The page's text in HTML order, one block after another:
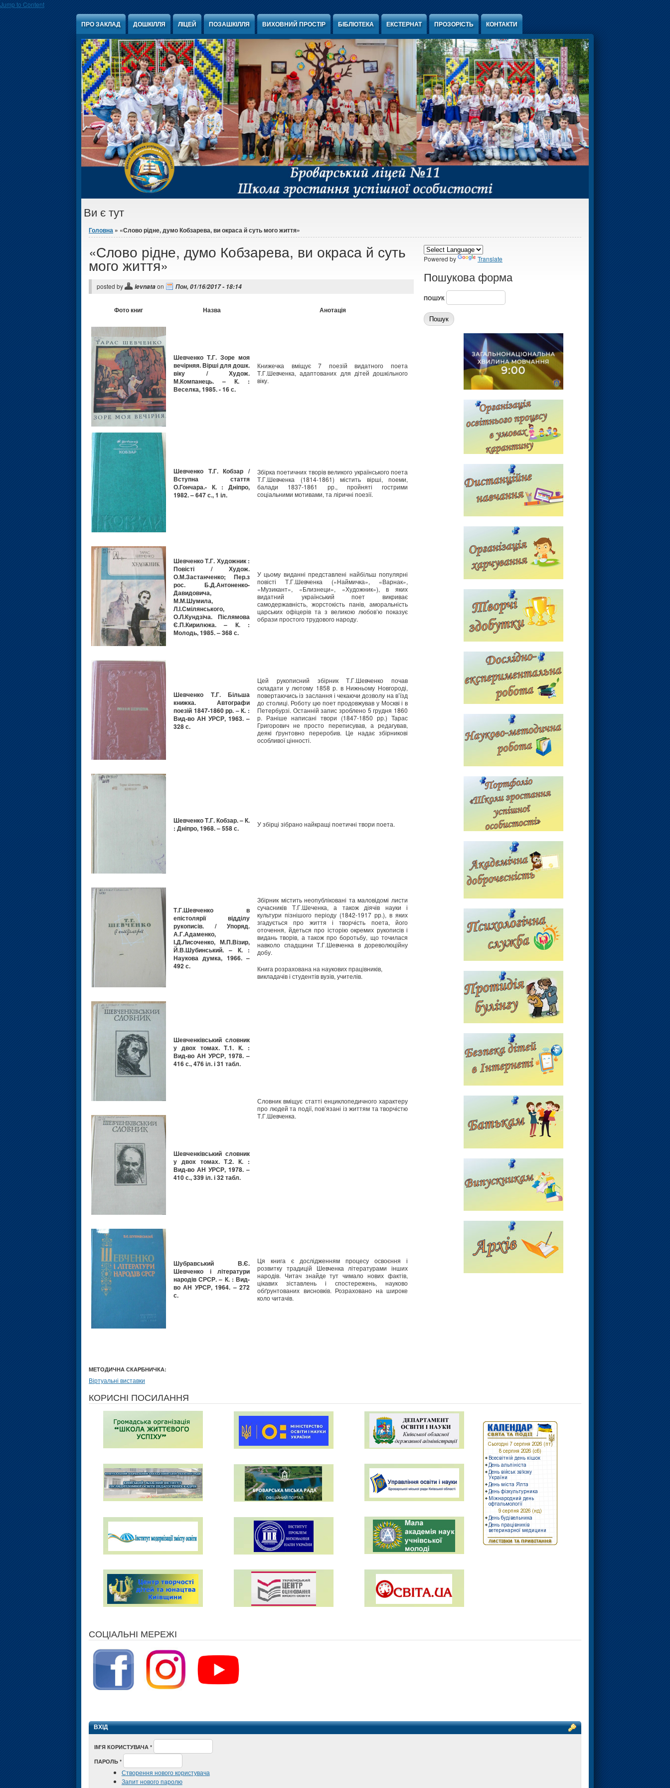
Jump to Content
ПРО ЗАКЛАД ДОШКІЛЛЯ ЛІЦЕЙ ПОЗАШКІЛЛЯ ВИХОВНИЙ ПРОСТІР БІБЛІОТЕКА ЕКСТЕРНАТ ПРОЗОРІСТЬ КОНТАКТИ
Ви є тут
Головна » «Слово рідне, думо Кобзарева, ви окраса й суть мого життя»
«Слово рідне, думо Кобзарева, ви окраса й суть
мого життя»
posted by levnataon Пон, 01/16/2017 - 18:14
Фото книг Назва Анотація
Шевченко Т.Г. Зоре моя
вечірняя. Вірші для дошк.
віку / Худож.
М.Компанець. – К. :
Веселка, 1985. - 16 с.
Книжечка вміщує 7 поезій видатного поета
Т.Г.Шевченка, адаптованих для дітей дошкільного
віку.
Шевченко Т.Г. Кобзар /
Вступна стаття
О.Гончара.- К. : Дніпро,
1982. – 647 с., 1 іл.
Збірка поетичних творів великого українського поета
Т.Г.Шевченка (1814-1861) містить вірші, поеми,
балади 1837-1861 рр., пройняті гострими
соціальними мотивами, та ліричні поезії.
Шевченко Т.Г. Художник :
Повісті / Худож.
О.М.Застанченко; Пер.з
рос. Б.Д.Антоненко-
Давидовича,
М.М.Шумила,
Л.І.Смілянського,
О.Л.Кундзіча. Післямова
Є.П.Кирилюка. – К. :
Молодь, 1985. – 368 с.
У цьому виданні представлені найбільш популярні
повісті Т.Г.Шевченка («Наймичка», «Варнак»,
«Музикант», «Близнеци», «Художник»), в яких
видатний український поет викриває
самодержавність, жорстокість панів, аморальність
царських офіцерів та з великою любов’ю показує
образи простого трудового народу.
Шевченко Т.Г. Більша
книжка. Автографи
поезій 1847-1860 рр. – К. :
Вид-во АН УРСР, 1963. –
328 с.
Цей рукописний збірник Т.Г.Шевченко почав
складати у лютому 1858 р. в Нижньому Новгороді,
повертаючись із заслання і чекаючи дозволу на в’їзд
до столиці. Роботу цю поет продовжував у Москві і в
Петербурзі. Останній запис зроблено 5 грудня 1860
р. Раніше написані твори (1847-1850 рр.) Тарас
Григорович не просто переписував, а редагував,
деякі ґрунтовно переробив. Це надає збірникові
особливої цінності.
Шевченко Т.Г. Кобзар. – К.
: Дніпро, 1968. – 558 с.
У збірці зібрано найкращі поетичні твори поета.
Т.Г.Шевченко в
епістолярії відділу
рукописів. / Упоряд.
А.Г.Адаменко,
І.Д.Лисоченко, М.П.Візир,
Й.В.Шубинський. – К. :
Наукова думка, 1966. –
492 с.
Збірник містить неопубліковані та маловідомі листи
сучасників Т.Г.Шеченка, а також діячів науки і
культури пізнішого періоду (1842-1917 рр.), в яких
згадується про життя і творчість поета, його
оточення, йдеться про історію окремих рукописів і
видань творів, а також про боротьбу, що точилася
навколо спадщини Т.Г.Шевченка в дореволюційну
добу.
Книга розрахована на наукових працівників,
викладачів і студентів вузів, учителів.
Шевченківський словник
у двох томах. Т.1. К. :
Вид-во АН УРСР, 1978. –
416 с., 476 іл. і 31 табл.
Словник вміщує статті енциклопедичного характеру
про людей та події, пов’язані із життям та творчістю
Т.Г.Шевченка.
Шевченківський словник
у двох томах. Т.2. К. :
Вид-во АН УРСР, 1978. –
410 с., 339 іл. і 32 табл.
Шубравський В.Є.
Шевченко і літератури
народів СРСР. – К. : Вид-
во АН УРСР, 1964. – 272
с.
Ця книга є дослідженням процесу освоєння і
розвитку традицій Шевченка літературами інших
народів. Читач знайде тут чимало нових фактів,
цікавих зіставлень і спостережень, науково
обґрунтованих висновків. Розраховано на широке
коло читачів.
МЕТОДИЧНА СКАРБНИЧКА:
Віртуальні виставки
Powered by Translate
Пошукова форма
ПОШУК
КОРИСНІ ПОСИЛАННЯ
СОЦІАЛЬНІ МЕРЕЖІ
ВХІД
ІМ'Я КОРИСТУВАЧА *
ПАРОЛЬ *
Створення нового користувача
Запит нового паролю